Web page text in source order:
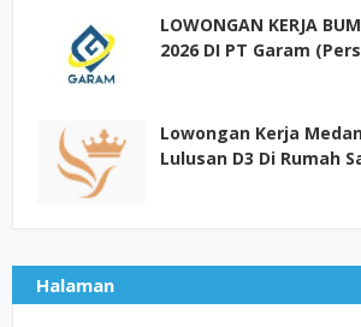
LOWONGAN KERJA
2026 DI PT Garam
Lowongan Kerja
Lulusan D3 Di Rumah
Halaman